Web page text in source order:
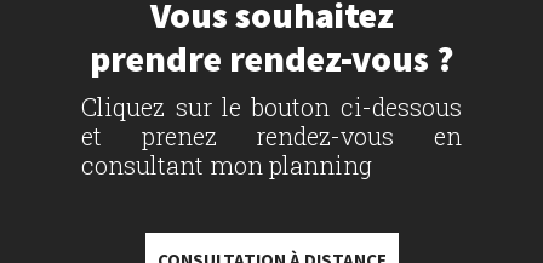
Vous souhaitez
prendre rendez-vous ?
Cliquez sur le bouton ci-dessous
et prenez rendez-vous en
consultant mon planning